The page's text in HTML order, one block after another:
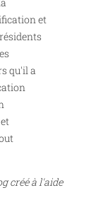
et
qu'il a
créé à l'aide